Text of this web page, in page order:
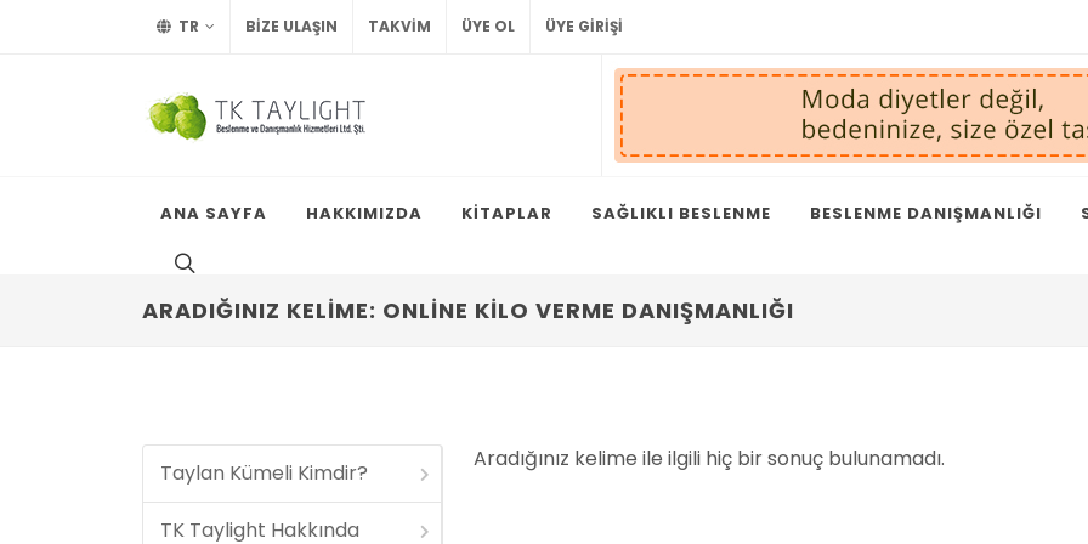
TR BİZE ULAŞIN TAKVİM ÜYE OL ÜYE GIRIŞI
ANA SAYFA HAKKIMIZDA KİTAPLAR SAĞLIKLI BESLENME BESLENME DANIŞMANLIĞI
ARADIĞINIZ KELIME: ONLINE KILO VERME DANIŞMANLIĞI
Taylan Kümeli Kimdir?
TK Taylight Hakkında
Aradığınız kelime ile ilgili hiç bir sonuç bulunamadı.